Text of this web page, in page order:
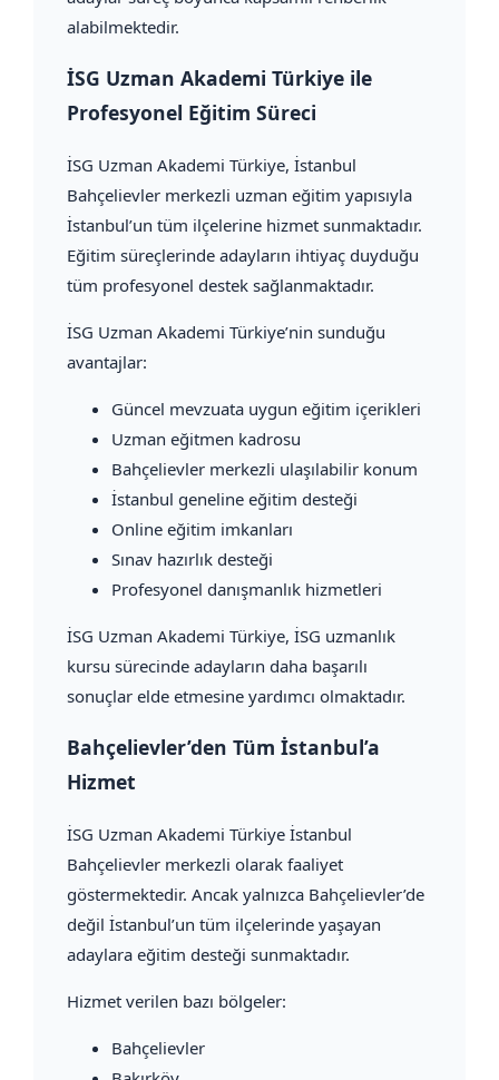
alabilmektedir.
İSG Uzman Akademi Türkiye ile
Profesyonel Eğitim Süreci
İSG Uzman Akademi Türkiye, İstanbul
Bahçelievler merkezli uzman eğitim yapısıyla
İstanbul’un tüm ilçelerine hizmet sunmaktadır.
Eğitim süreçlerinde adayların ihtiyaç duyduğu
tüm profesyonel destek sağlanmaktadır.
İSG Uzman Akademi Türkiye’nin sunduğu
avantajlar:
Güncel mevzuata uygun eğitim içerikleri
Uzman eğitmen kadrosu
Bahçelievler merkezli ulaşılabilir konum
İstanbul geneline eğitim desteği
Online eğitim imkanları
Sınav hazırlık desteği
Profesyonel danışmanlık hizmetleri
İSG Uzman Akademi Türkiye, İSG uzmanlık
kursu sürecinde adayların daha başarılı
sonuçlar elde etmesine yardımcı olmaktadır.
Bahçelievler’den Tüm İstanbul’a
Hizmet
İSG Uzman Akademi Türkiye İstanbul
Bahçelievler merkezli olarak faaliyet
göstermektedir. Ancak yalnızca Bahçelievler’de
değil İstanbul’un tüm ilçelerinde yaşayan
adaylara eğitim desteği sunmaktadır.
Hizmet verilen bazı bölgeler:
Bahçelievler